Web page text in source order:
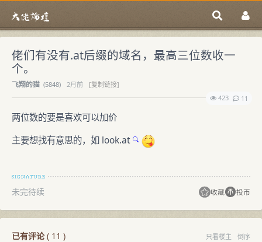
佬们有没有.at后缀的域名，最高三位数收一
个。
飞翔的猫 (5848) 2月前
[复制链接]
423
11
两位数的要是喜欢可以加价
主要想找有意思的，如 look.at
未完待续 收藏 投币
已有评论( 11 ) 只看楼主 倒序